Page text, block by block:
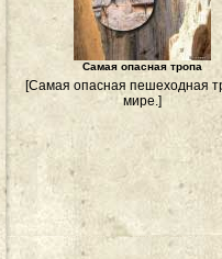
Самая опасная тропа
[Самая опасная пешеходная
мире.]